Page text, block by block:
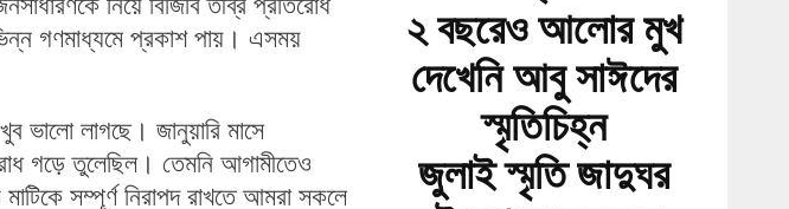
গণমাধ্যমে প্রকাশ পায়। এসময়
ভালো লাগছে। জানুয়ারি মাসে
গড়ে তুলেছিল। তেমনি আগামীতেও
সম্পূর্ণ নিরাপদ রাখতে আমরা সকলে
২ বছরেও আলোর মুখ
দেখেনি আবু সাঈদের
স্মৃতিচিহ্ন
জুলাই স্মৃতি জাদুঘর